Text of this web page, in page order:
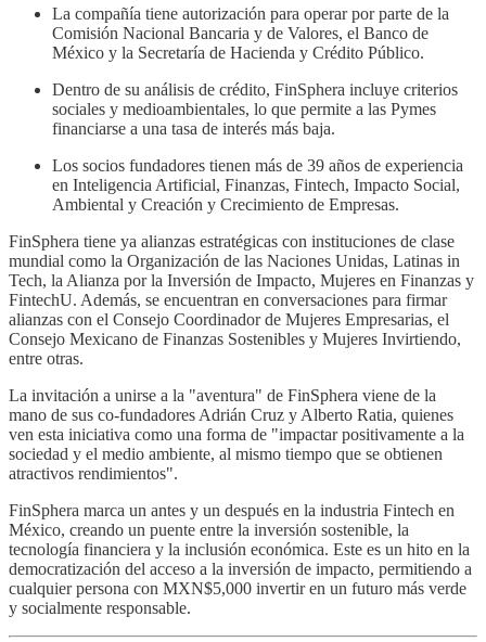
La compañía tiene autorización para operar por parte de la
Comisión Nacional Bancaria y de Valores, el Banco de
México y la Secretaría de Hacienda y Crédito Público.
Dentro de su análisis de crédito, FinSphera incluye criterios
sociales y medioambientales, lo que permite a las Pymes
financiarse a una tasa de interés más baja.
Los socios fundadores tienen más de 39 años de experiencia
en Inteligencia Artificial, Finanzas, Fintech, Impacto Social,
Ambiental y Creación y Crecimiento de Empresas.
FinSphera tiene ya alianzas estratégicas con instituciones de clase
mundial como la Organización de las Naciones Unidas, Latinas in
Tech, la Alianza por la Inversión de Impacto, Mujeres en Finanzas y
FintechU. Además, se encuentran en conversaciones para firmar
alianzas con el Consejo Coordinador de Mujeres Empresarias, el
Consejo Mexicano de Finanzas Sostenibles y Mujeres Invirtiendo,
entre otras.
La invitación a unirse a la "aventura" de FinSphera viene de la
mano de sus co-fundadores Adrián Cruz y Alberto Ratia, quienes
ven esta iniciativa como una forma de "impactar positivamente a la
sociedad y el medio ambiente, al mismo tiempo que se obtienen
atractivos rendimientos".
FinSphera marca un antes y un después en la industria Fintech en
México, creando un puente entre la inversión sostenible, la
tecnología financiera y la inclusión económica. Este es un hito en la
democratización del acceso a la inversión de impacto, permitiendo a
cualquier persona con MXN$5,000 invertir en un futuro más verde
y socialmente responsable.